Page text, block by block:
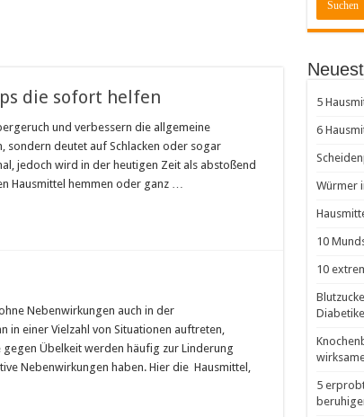
die sofort helfen
und verbessern die allgemeine
sondern deutet auf Schlacken oder sogar
jedoch wird in der heutigen Zeit als abstoßend
Hausmittel hemmen oder ganz …
Nebenwirkungen auch in der
in einer Vielzahl von Situationen auftreten,
Übelkeit werden häufig zur Linderung
Nebenwirkungen haben. Hier die Hausmittel,
5
6
Würmer
10
10
5